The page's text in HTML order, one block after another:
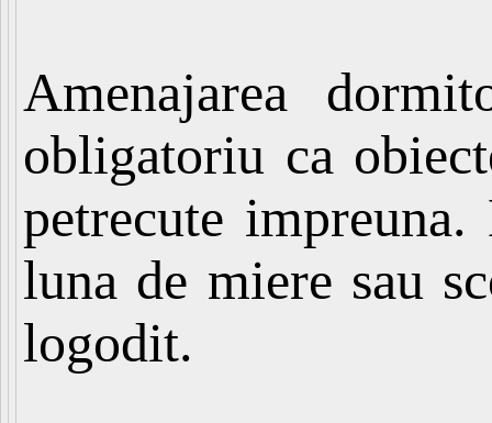
Amenajarea
obligatoriu ca
petrecute
luna de miere sau
logodit.